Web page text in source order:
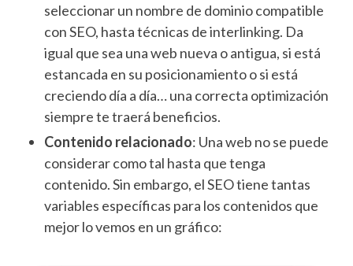
seleccionar un nombre de dominio compatible
con SEO, hasta técnicas de interlinking. Da
igual que sea una web nueva o antigua, si está
estancada en su posicionamiento o si está
creciendo día a día… una correcta optimización
siempre te traerá beneficios.
Contenido relacionado: Una web no se puede
considerar como tal hasta que tenga
contenido. Sin embargo, el SEO tiene tantas
variables específicas para los contenidos que
mejor lo vemos en un gráfico: